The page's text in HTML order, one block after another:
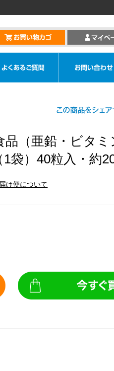
品（亜鉛・ビタ
袋）40粒入・約
け便について